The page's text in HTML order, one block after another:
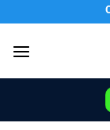
đến
nội
CÔNG TY